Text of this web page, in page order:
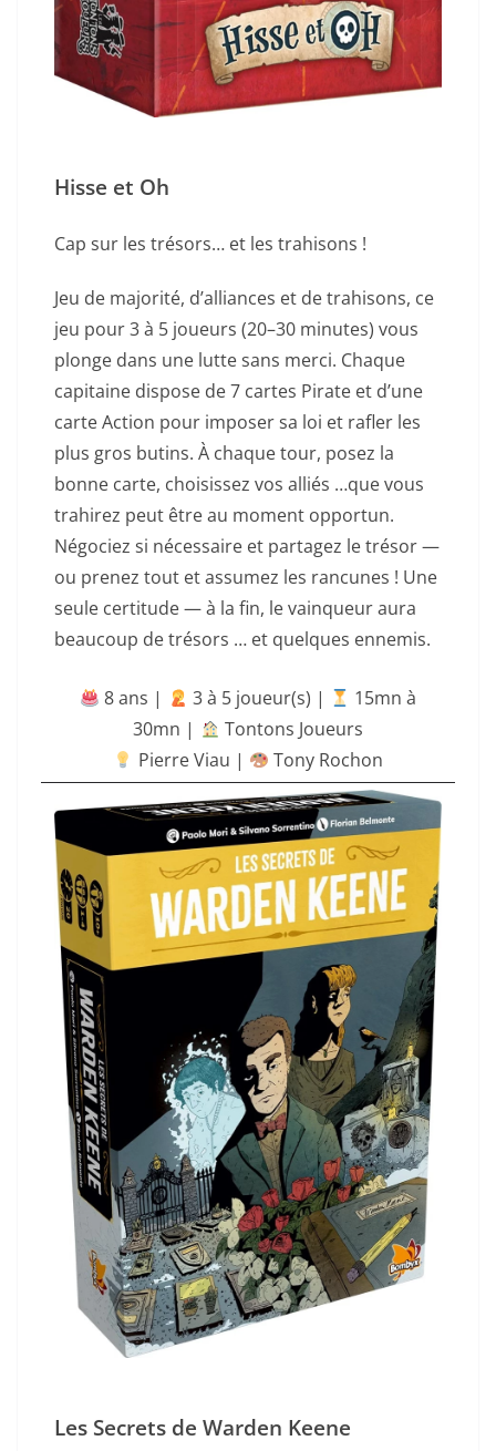
Hisse et Oh
Cap sur les trésors… et les trahisons !
Jeu de majorité, d’alliances et de trahisons, ce
jeu pour 3 à 5 joueurs (20–30 minutes) vous
plonge dans une lutte sans merci. Chaque
capitaine dispose de 7 cartes Pirate et d’une
carte Action pour imposer sa loi et rafler les
plus gros butins. À chaque tour, posez la
bonne carte, choisissez vos alliés …que vous
trahirez peut être au moment opportun.
Négociez si nécessaire et partagez le trésor —
ou prenez tout et assumez les rancunes ! Une
seule certitude — à la fin, le vainqueur aura
beaucoup de trésors … et quelques ennemis.
8 ans | ‍ 3 à 5 joueur(s) |
15mn à
30mn |
Tontons Joueurs
Pierre Viau |
Tony Rochon
Les Secrets de Warden Keene